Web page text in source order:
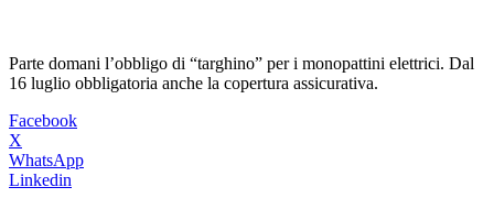
Parte domani l’obbligo di “targhino” per i monopattini elettrici. Dal
16 luglio obbligatoria anche la copertura assicurativa.
Facebook
X
WhatsApp
Linkedin